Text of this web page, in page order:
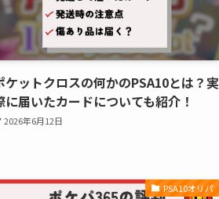
ケットクロスの何かのPSA10とは？実
に届いたカードについても紹介！
2026年6月12日
PSA10オリパ